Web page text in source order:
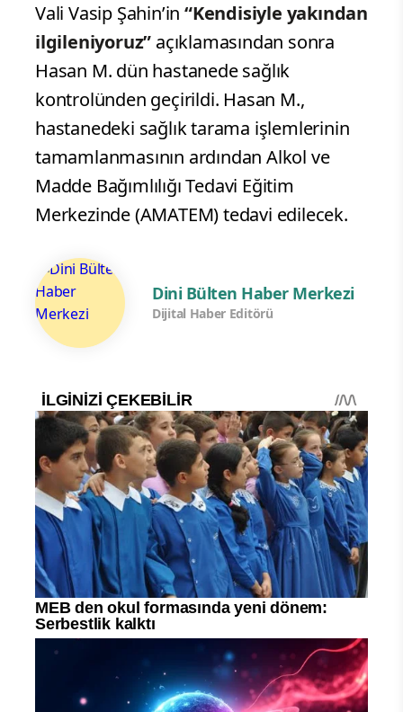
Vali Vasip Şahin’in “Kendisiyle yakından
ilgileniyoruz” açıklamasından sonra
Hasan M. dün hastanede sağlık
kontrolünden geçirildi. Hasan M.,
hastanedeki sağlık tarama işlemlerinin
tamamlanmasının ardından Alkol ve
Madde Bağımlılığı Tedavi Eğitim
Merkezinde (AMATEM) tedavi edilecek.
Dini Bülten Haber Merkezi
Dijital Haber Editörü